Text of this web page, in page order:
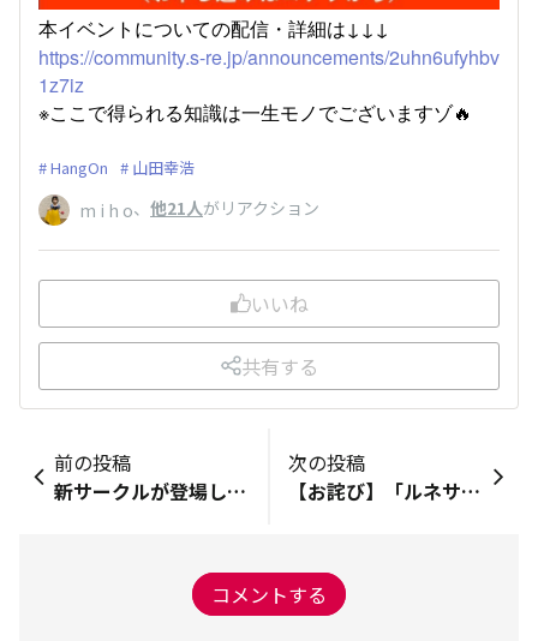
本イベントについての配信・詳細は↓↓↓
https://community.s-re.jp/announcements/2uhn6ufyhbv
1z7iz
※ここで得られる知識は一生モノでございますゾ🔥
HangOn 山田幸浩
m i h o、 他21人がリアクション
いいね
共有する
前の投稿
新サークルが登場しました🌈皆さんのアイディアから誕生したサークルをご紹介(^^♪
次の投稿
【お詫び】「ルネサンス×オアシス 3時間リレーマラソン」にエントリーいただいたColorsメンバーの皆さまへ
コメントする